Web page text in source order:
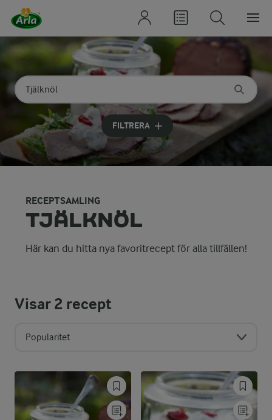
Sök på kategori eller ingrediens
Skriv in sökord för att få förslag
FILTRERA
RECEPTSAMLING
TJÄLKNÖL
Här kan du hitta nya favoritrecept för alla tillfällen!
Visar2 recept
Popularitet